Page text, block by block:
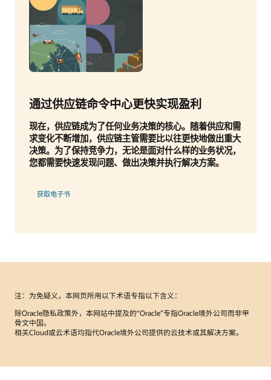
通过供应链命令中心更快实现盈利
现在，供应链成为了任何业务决策的核心。随着供应和需
求变化不断增加，供应链主管需要比以往更快地做出重大
决策。为了保持竞争力，无论是面对什么样的业务状况，
您都需要快速发现问题、做出决策并执行解决方案。
获取电子书
注：为免疑义，本网页所用以下术语专指以下含义：
除Oracle隐私政策外，本网站中提及的“Oracle”专指Oracle境外公司而非甲
骨文中国。
相关Cloud或云术语均指代Oracle境外公司提供的云技术或其解决方案。